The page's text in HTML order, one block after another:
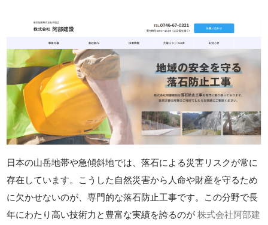
日本の山岳地帯や急傾斜地では、落石による災害リスクが常に
存在しています。こうした自然災害から人命や財産を守るため
に欠かせないのが、専門的な落石防止工事です。この分野で長
年にわたり高い技術力と豊富な実績を誇るのが株式会社阿部建